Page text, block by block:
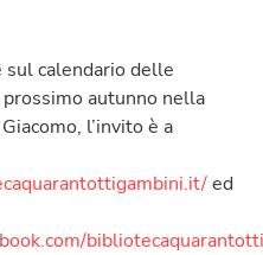
sul calendario delle
autunno nella
l’invito è a
ed